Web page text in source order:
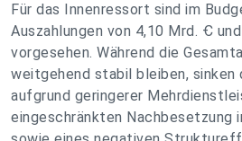
Für das Innenressort sind im
Auszahlungen von 4,10 Mrd. Ꞓ
vorgesehen. Während die
weitgehend stabil bleiben, sinken
aufgrund geringerer
eingeschränkten Nachbesetzung